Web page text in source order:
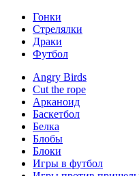
Гонки
Стрелялки
Драки
Футбол
Angry Birds
Cut the rope
Арканоид
Баскетбол
Белка
Блобы
Блоки
Игры в футбол